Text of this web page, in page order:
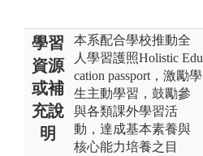
學習
資源
或補
充說
明
本系配合學校推動全
人學習護照Holistic Edu
cation passport，激勵學
生主動學習，鼓勵參
與各類課外學習活
動，達成基本素養與
核心能力培養之目